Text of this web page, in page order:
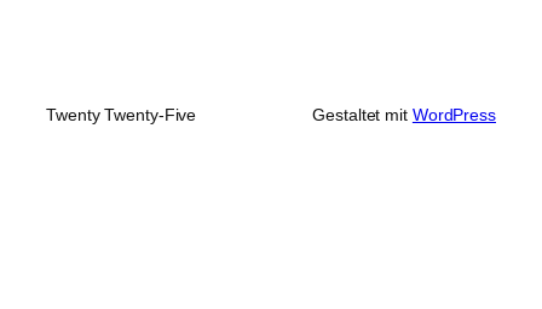
Twenty Twenty-Five Gestaltet mit WordPress